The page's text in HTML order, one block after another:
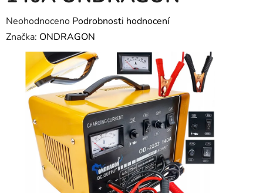
Průměrné
hodnocení
produktu
hvězdiček.
Neohodnoceno Podrobnosti hodnocení
Značka: ONDRAGON